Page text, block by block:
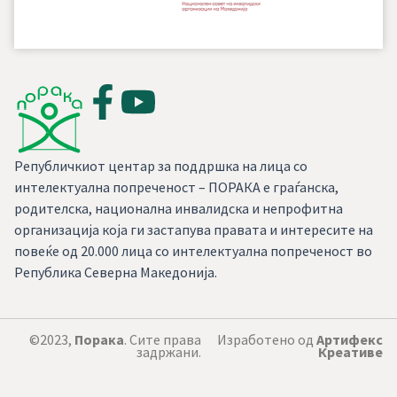
Републичкиот центар за поддршка на лица со
интелектуална попреченост – ПОРАКА е граѓанска,
родителска, национална инвалидска и непрофитна
организација која ги застапува правата и интересите на
повеќе од 20.000 лица со интелектуална попреченост во
Република Северна Македонија.
©2023, Порака. Сите права
задржани.
Изработено од Артифекс
Креативе